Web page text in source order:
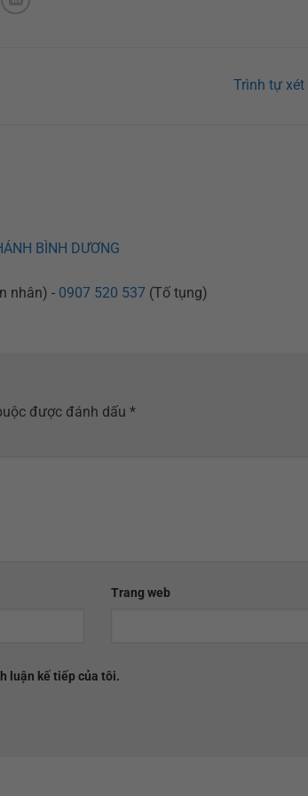
Trình tự
BÌNH DƯƠNG
nhân) - 0907 520 537 (Tố tụng)
được đánh dấu *
Trang web
luận kế tiếp của tôi.